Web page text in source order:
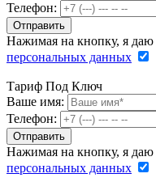
Телефон:
Нажимая на кнопку, я даю
персональных данных
Тариф Под Ключ
Ваше имя:
Телефон:
Нажимая на кнопку, я даю
персональных данных